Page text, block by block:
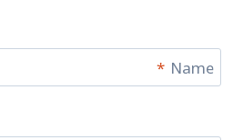
Name
*